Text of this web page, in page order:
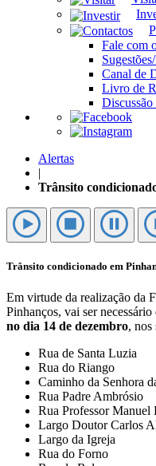
Fale com
Canal de
Livro de
Alertas
|
Trânsito
Trânsito condicionado em
Em virtude da realização da
Pinhanços, vai ser necessário
no dia 14 de dezembro, nos
Rua de Santa Luzia
Rua do Riango
Caminho da Senhora
Rua Padre Ambrósio
Rua Professor Manuel
Largo Doutor Carlos
Largo da Igreja
Rua do Forno